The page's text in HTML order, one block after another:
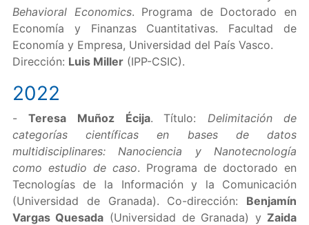
Behavioral Economics. Programa de Doctorado en
Economía y Finanzas Cuantitativas. Facultad de
Economía y Empresa, Universidad del País Vasco.
Dirección: Luis Miller(IPP-CSIC).
2022
-Teresa Muñoz Écija. Título: Delimitación de
categorías científicas en bases de datos
multidisciplinares: Nanociencia y Nanotecnología
como estudio de caso. Programa de doctorado en
Tecnologías de la Información y la Comunicación
(Universidad de Granada). Co-dirección: Benjamín
Vargas Quesada (Universidad de Granada) y Zaida